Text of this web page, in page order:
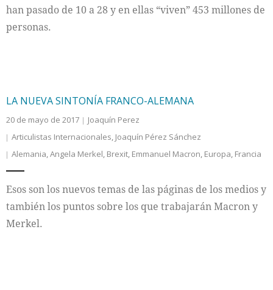
han pasado de 10 a 28 y en ellas “viven” 453 millones de
personas.
LA NUEVA SINTONÍA FRANCO-ALEMANA
20 de mayo de 2017
Joaquín Perez
Articulistas Internacionales, Joaquín Pérez Sánchez
Alemania,Angela Merkel, Brexit, Emmanuel Macron, Europa, Francia
Esos son los nuevos temas de las páginas de los medios y
también los puntos sobre los que trabajarán Macron y
Merkel.